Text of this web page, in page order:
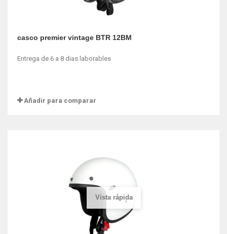
casco premier vintage BTR 12BM
Entrega de 6 a 8 dias laborables
Añadir para comparar
Vista rápida